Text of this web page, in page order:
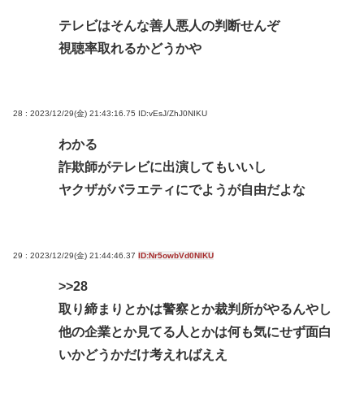
テレビはそんな善人悪人の判断せんぞ
視聴率取れるかどうかや
28 : 2023/12/29(金) 21:43:16.75 ID:vEsJ/ZhJ0NIKU
わかる
詐欺師がテレビに出演してもいいし
ヤクザがバラエティにでようが自由だよな
29 : 2023/12/29(金) 21:44:46.37 ID:Nr5owbVd0NIKU
>>28
取り締まりとかは警察とか裁判所がやるんやし
他の企業とか見てる人とかは何も気にせず面白
いかどうかだけ考えればええ